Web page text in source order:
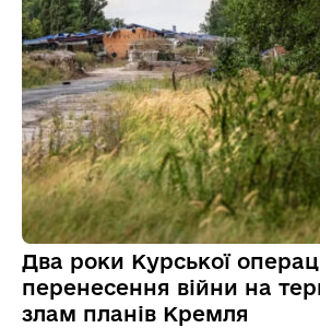
Два роки Курської
перенесення війни на
злам планів Кремля